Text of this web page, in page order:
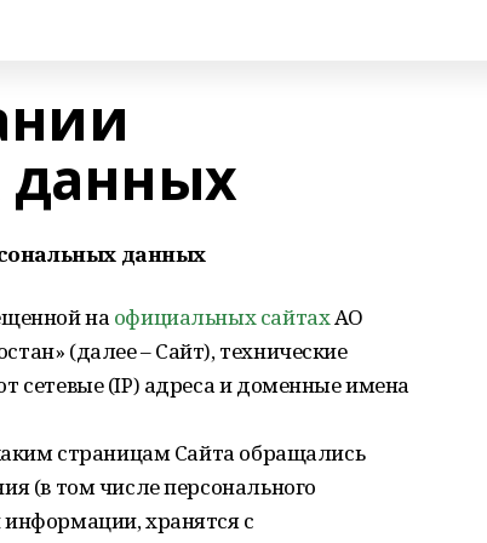
данных
данных
на официальных сайтахАО
(далее – Сайт), технические
сетевые (IP) адреса и доменные имена
страницам Сайта обращались
(в том числе персонального
хранятся с